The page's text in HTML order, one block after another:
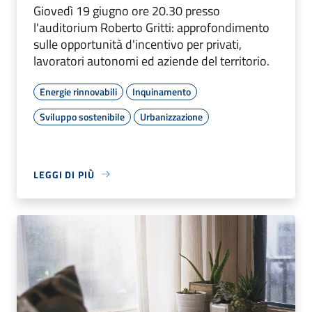
Giovedì 19 giugno ore 20.30 presso
l'auditorium Roberto Gritti: approfondimento
sulle opportunità d'incentivo per privati,
lavoratori autonomi ed aziende del territorio.
Energie rinnovabili
Inquinamento
Sviluppo sostenibile
Urbanizzazione
LEGGI DI PIÙ